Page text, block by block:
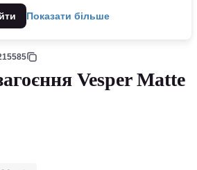
Показати більше
Vesper Matte